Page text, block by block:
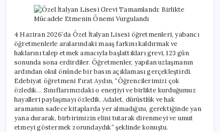
Tamamlandı:
Birlikte
Etmenin
Önemi
Vurgulandı
için
4 Haziran 2026’da Özel İtalyan Lisesi öğretmenleri, yabancı
öğretmenlerle aralarındaki maaş farkını kaldırmak ve
haklarını talep etmek amacıyla başlattıkları grevi, 123 gün
sonunda sona erdirdiler. Öğretmenler, yapılan uzlaşmanın
ardından okul önünde bir basın açıklaması gerçekleştirdi.
Edebiyat öğretmeni Fırat Aydın, “Öğrencilerimizi çok
özledik… Sınıflarımızdaki o enerjiyi ve birlikte kurduğumuz
hayalleri paylaşmayı özledik. Adalet, dürüstlük ve hak
aramanın sadece kitaplarda yer almadığını, gerektiğinde yan
yana durarak, birbirimizin elini tutarak direnmeyi ve umut
etmeyi göstermek zorundaydık” şeklinde konuştu.